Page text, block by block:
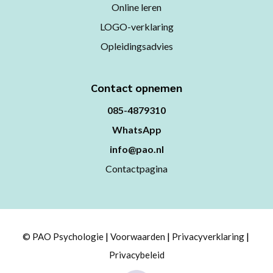
Online leren
LOGO-verklaring
Opleidingsadvies
Contact opnemen
085-4879310
WhatsApp
info@pao.nl
Contactpagina
© PAO Psychologie Voorwaarden
Privacyverklaring
Privacybeleid